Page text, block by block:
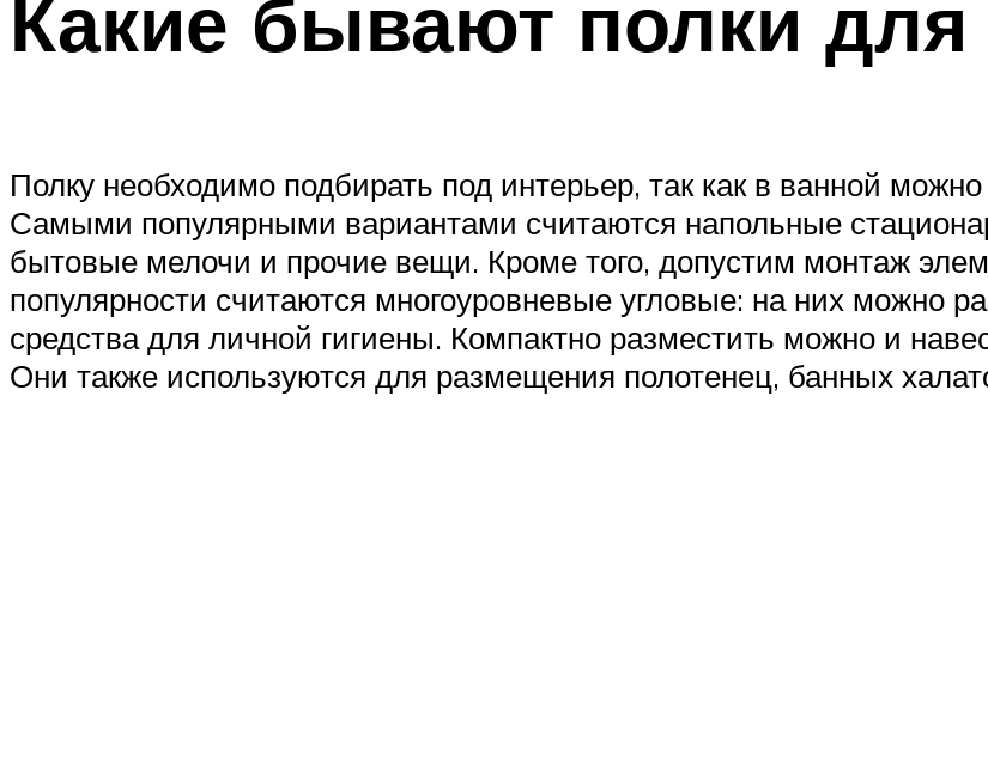
Какие бывают полки для
Полку необходимо подбирать под интерьер, так как в ванной
Самыми популярными вариантами считаются напольные
бытовые мелочи и прочие вещи. Кроме того, допустим монтаж
популярности считаются многоуровневые угловые: на них можно
средства для личной гигиены. Компактно разместить можно и
Они также используются для размещения полотенец, банных